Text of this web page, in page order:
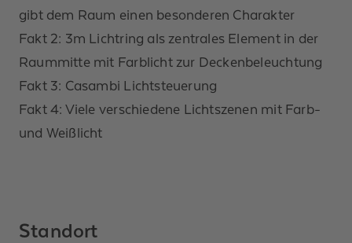
gibt dem Raum einen besonderen Charakter
Fakt 2: 3m Lichtring als zentrales Element in der
Raummitte mit Farblicht zur Deckenbeleuchtung
Fakt 3: Casambi Lichtsteuerung
Fakt 4: Viele verschiedene Lichtszenen mit Farb-
und Weißlicht
Standort